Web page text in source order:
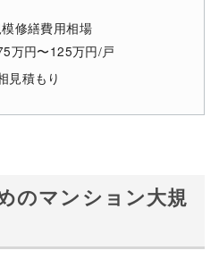
修繕費用相場
万円〜125万円/戸
見積もり
のマンション大規